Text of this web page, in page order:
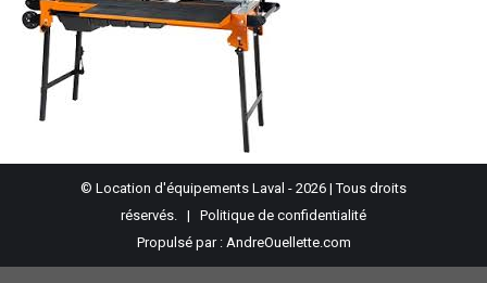
© Location d'équipements Laval - 2026 | Tous droits
réservés. | Politique de confidentialité
Propulsé par : AndreOuellette.com